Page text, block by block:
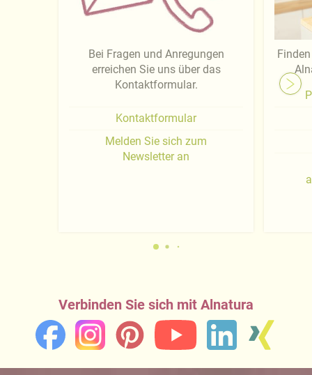
Bei Fragen und Anregungen
erreichen Sie uns über das
Kontaktformular.
Kontaktformular
Melden Sie sich zum
Newsletter an
Verbinden Sie sich mit Alnatura